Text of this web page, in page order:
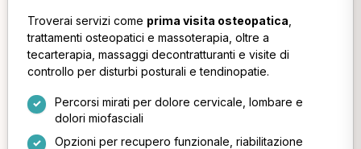
Troverai servizi come prima visita osteopatica
trattamenti osteopatici e massoterapia, oltre a
tecarterapia, massaggi decontratturanti e visite di
controllo per disturbi posturali e tendinopatie.
Percorsi mirati per dolore cervicale, lombare e
dolori miofasciali
Opzioni per recupero funzionale, riabilitazione